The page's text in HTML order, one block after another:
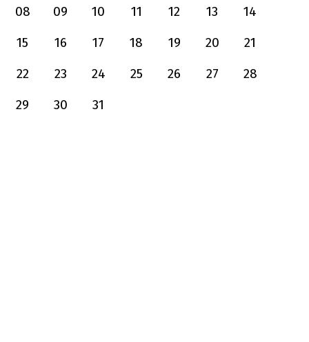
08
09 10 11 12 13
14
15
16 17 18 19 20
21
22
23 24 25 26 27
28
29
30 31